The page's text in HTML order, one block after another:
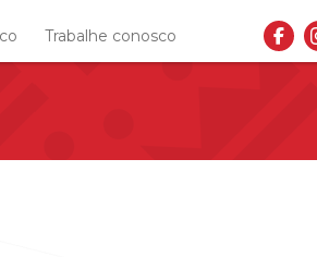
Trabalhe conosco